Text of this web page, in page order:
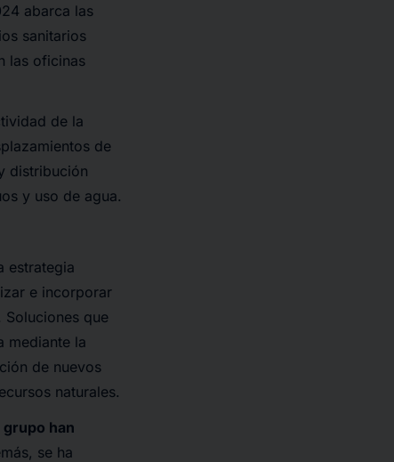
abarca las
sanitarios
las oficinas
de la
de
distribución
y uso de agua.
estrategia
e incorporar
que
mediante la
de nuevos
naturales.
han
se ha